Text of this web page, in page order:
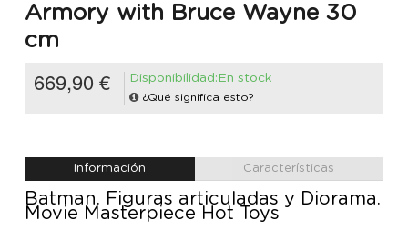
Armory with Bruce Wayne 30
cm
669,90 € Disponibilidad:En stock
¿Qué significa esto?
Información Características
Batman. Figuras articuladas y Diorama.
Movie Masterpiece Hot Toys